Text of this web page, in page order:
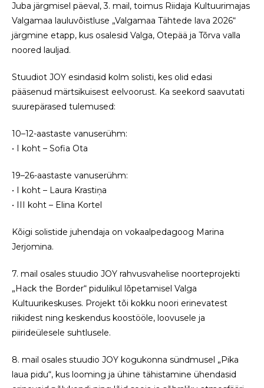
Juba järgmisel päeval, 3. mail, toimus Riidaja Kultuurimajas
Valgamaa lauluvõistluse „Valgamaa Tähtede lava 2026“
järgmine etapp, kus osalesid Valga, Otepää ja Tõrva valla
noored lauljad.
Stuudiot JOY esindasid kolm solisti, kes olid edasi
pääsenud märtsikuisest eelvoorust. Ka seekord saavutati
suurepärased tulemused:
10–12-aastaste vanuserühm:
• I koht – Sofia Ota
19–26-aastaste vanuserühm:
• I koht – Laura Krastiņa
• III koht – Elina Kortel
Kõigi solistide juhendaja on vokaalpedagoog Marina
Jerjomina.
7. mail osales stuudio JOY rahvusvahelise noorteprojekti
„Hack the Border“ pidulikul lõpetamisel Valga
Kultuurikeskuses. Projekt tõi kokku noori erinevatest
riikidest ning keskendus koostööle, loovusele ja
piirideülesele suhtlusele.
8. mail osales stuudio JOY kogukonna sündmusel „Pika
laua pidu“, kus looming ja ühine tähistamine ühendasid